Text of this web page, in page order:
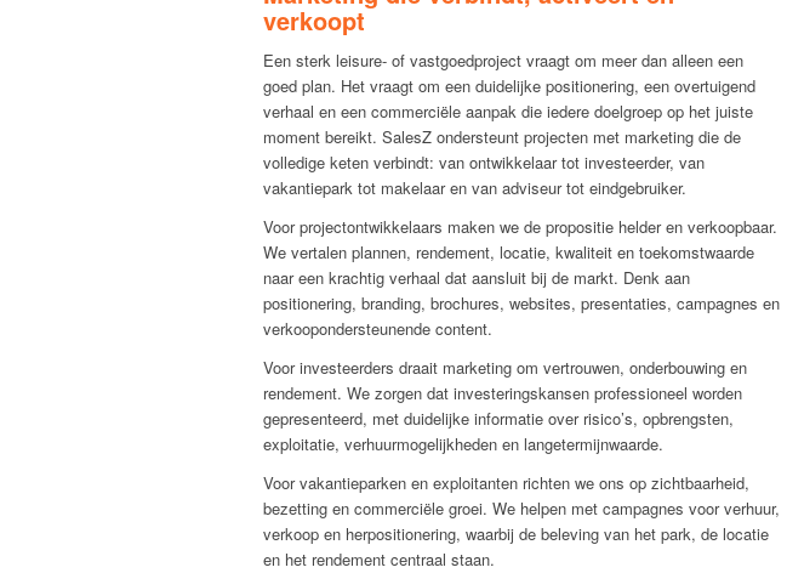
verkoopt
Een sterk leisure- of vastgoedproject vraagt om meer dan alleen een
goed plan. Het vraagt om een duidelijke positionering, een overtuigend
verhaal en een commerciële aanpak die iedere doelgroep op het juiste
moment bereikt. SalesZ ondersteunt projecten met marketing die de
volledige keten verbindt: van ontwikkelaar tot investeerder, van
vakantiepark tot makelaar en van adviseur tot eindgebruiker.
Voor projectontwikkelaars maken we de propositie helder en verkoopbaar.
We vertalen plannen, rendement, locatie, kwaliteit en toekomstwaarde
naar een krachtig verhaal dat aansluit bij de markt. Denk aan
positionering, branding, brochures, websites, presentaties, campagnes en
verkoopondersteunende content.
Voor investeerders draait marketing om vertrouwen, onderbouwing en
rendement. We zorgen dat investeringskansen professioneel worden
gepresenteerd, met duidelijke informatie over risico’s, opbrengsten,
exploitatie, verhuurmogelijkheden en langetermijnwaarde.
Voor vakantieparken en exploitanten richten we ons op zichtbaarheid,
bezetting en commerciële groei. We helpen met campagnes voor verhuur,
verkoop en herpositionering, waarbij de beleving van het park, de locatie
en het rendement centraal staan.